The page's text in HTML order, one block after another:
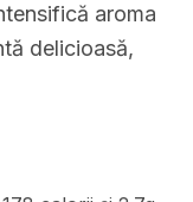
aroma
delicioasă,